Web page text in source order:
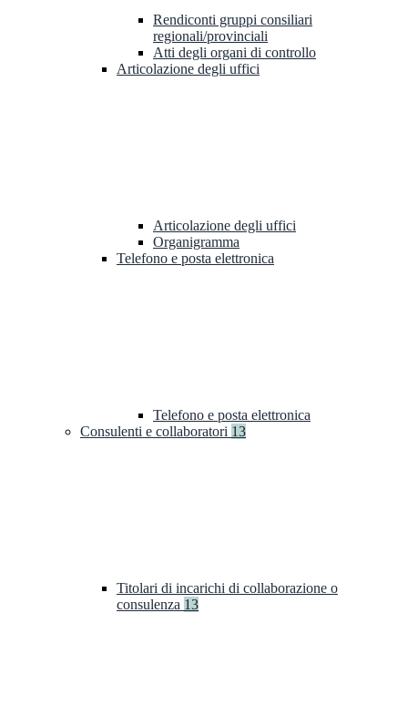
Rendiconti gruppi consiliari
regionali/provinciali
Atti degli organi di controllo
Articolazione degli uffici
Articolazione degli uffici
Organigramma
Telefono e posta elettronica
Telefono e posta elettronica
Consulenti e collaboratori 13
Titolari di incarichi di collaborazione o
consulenza 13